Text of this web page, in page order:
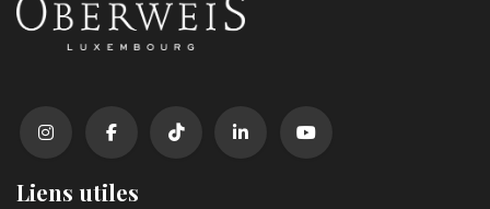
Liens utiles